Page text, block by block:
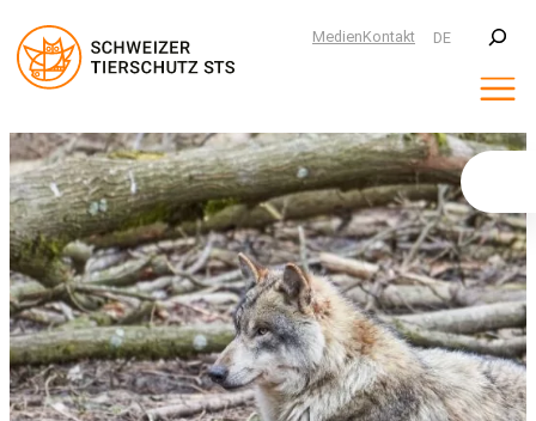
MedienKontakt DE
Suchen